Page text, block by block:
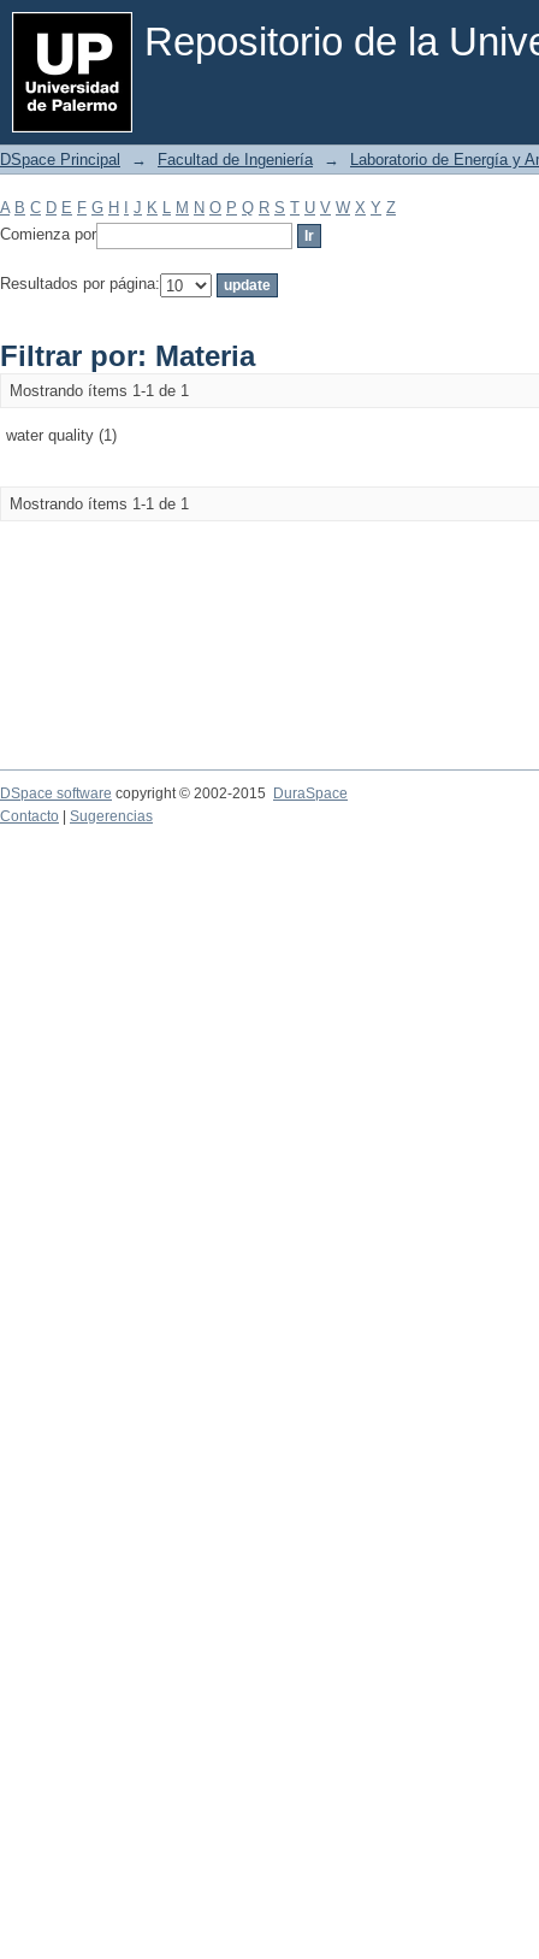
Repositorio de la
Filtrar por: Materia
DSpace Principal → Facultad de Ingeniería → Laboratorio de Energía y
A B C D E F G H J K L M N O P Q R S T U V W X Y Z
Comienza por
Resultados por página:
Filtrar por: Materia
Mostrando ítems 1-1 de 1
water quality (1)
Mostrando ítems 1-1 de 1
DSpace software copyright © 2002-2015
DuraSpace
Contacto
Sugerencias